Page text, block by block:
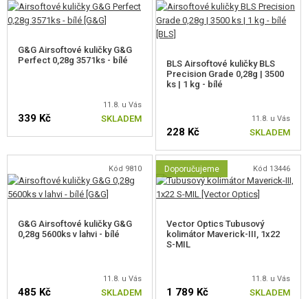
podmínkami.
VLASTNOSTI ASTER II Bluetooth®
Binární spoušť.
Možnost nastavení pre-cockingu.
Aktivní brzdění.
Upozornění na nízký stav nabití baterie.
Připojení k aplikaci přes Bluetooth.
OBSAH BALENÍ
Přídavné pružiny M90 a M135
G&G Airsoftové kuličky G&G
Perfect 0,28g 3571ks - bílé
11.8. u Vás
339 Kč SKLADEM
BLS Airsoftové kuličky BLS
Precision Grade 0,28g | 3500
ks | 1 kg - bílé
11.8. u Vás
228 Kč SKLADEM
Kód 9810
G&G Airsoftové kuličky G&G
0,28g 5600ks v lahvi - bílé
11.8. u Vás
485 Kč SKLADEM
Doporučujeme Kód 13446
Vector Optics Tubusový
kolimátor Maverick-III, 1x22
S-MIL
11.8. u Vás
1 789 Kč SKLADEM